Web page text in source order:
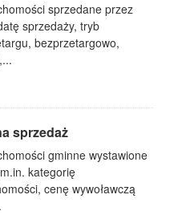
sprzedane przez
sprzedaży, tryb
bezprzetargowo,
sprzedaż
gminne wystawione
kategorię
cenę wywoławczą